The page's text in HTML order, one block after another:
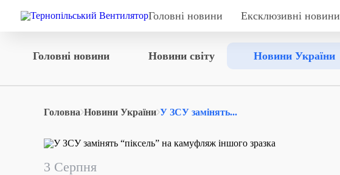
Головні новини Ексклюзивні новини
Головні новини Новини світу Новини України
Головна Новини України У ЗСУ замінять...
3 Серпня